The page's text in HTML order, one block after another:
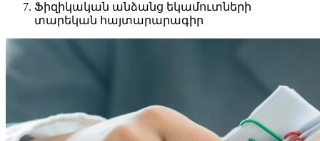
Ֆիզիկական անձանց եկամուտների
տարեկան հայտարարագիր